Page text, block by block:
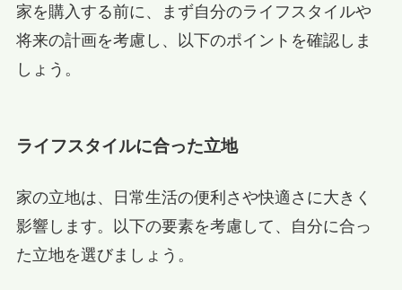
家を購入する前に、まず自分のライフスタイルや
将来の計画を考慮し、以下のポイントを確認しま
しょう。
ライフスタイルに合った立地
家の立地は、日常生活の便利さや快適さに大きく
影響します。以下の要素を考慮して、自分に合っ
た立地を選びましょう。